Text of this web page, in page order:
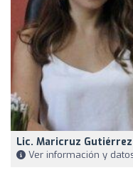
Lic. Maricruz
Ver información y